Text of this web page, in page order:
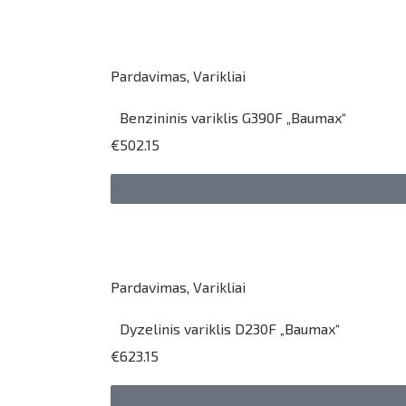
Pardavimas Varikliai
Benzininis variklis G390F „Baumax“
€502.15
Pardavimas Varikliai
Dyzelinis variklis D230F „Baumax“
€623.15